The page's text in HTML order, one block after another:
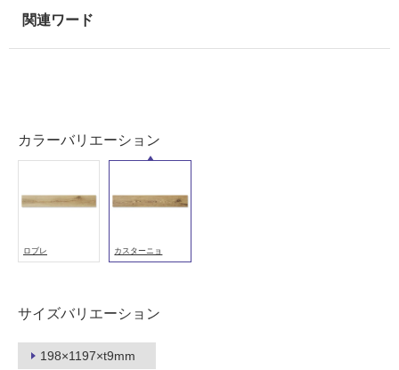
カラーバリエーション
ロブレ カスターニョ
サイズバリエーション
198×1197×t9mm
用
能
地
不